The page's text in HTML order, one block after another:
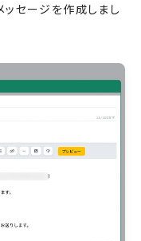
セージを作成しまし